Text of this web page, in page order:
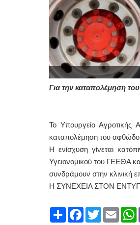
Για την καταπολέμηση
Το Υπουργείο Αγροτικής
καταπολέμηση του
Η ενίσχυση γίνεται
Υγειονομικού του ΓΕΕΘΑ
συνδράμουν στην κλινική
Η ΣΥΝΕΧΕΙΑ ΣΤΟΝ
ShareFacebook
TwitterEmail